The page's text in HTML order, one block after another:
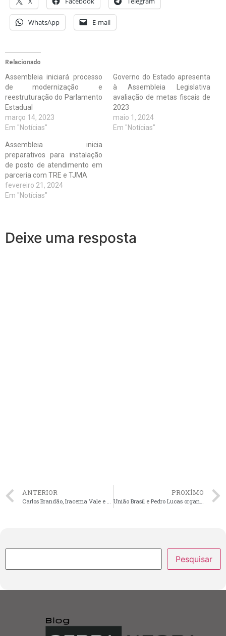
WhatsApp E-mail
Relacionado
Assembleia iniciará processo
de modernização e
reestruturação do Parlamento
Estadual
março 14, 2023
Em "Notícias"
Governo do Estado apresenta
à Assembleia Legislativa
avaliação de metas fiscais de
2023
maio 1, 2024
Em "Notícias"
Assembleia inicia
preparativos para instalação
de posto de atendimento em
parceria com TRE e TJMA
fevereiro 21, 2024
Em "Notícias"
Deixe uma resposta
ANTERIOR PROXÍMO
Pesquisar